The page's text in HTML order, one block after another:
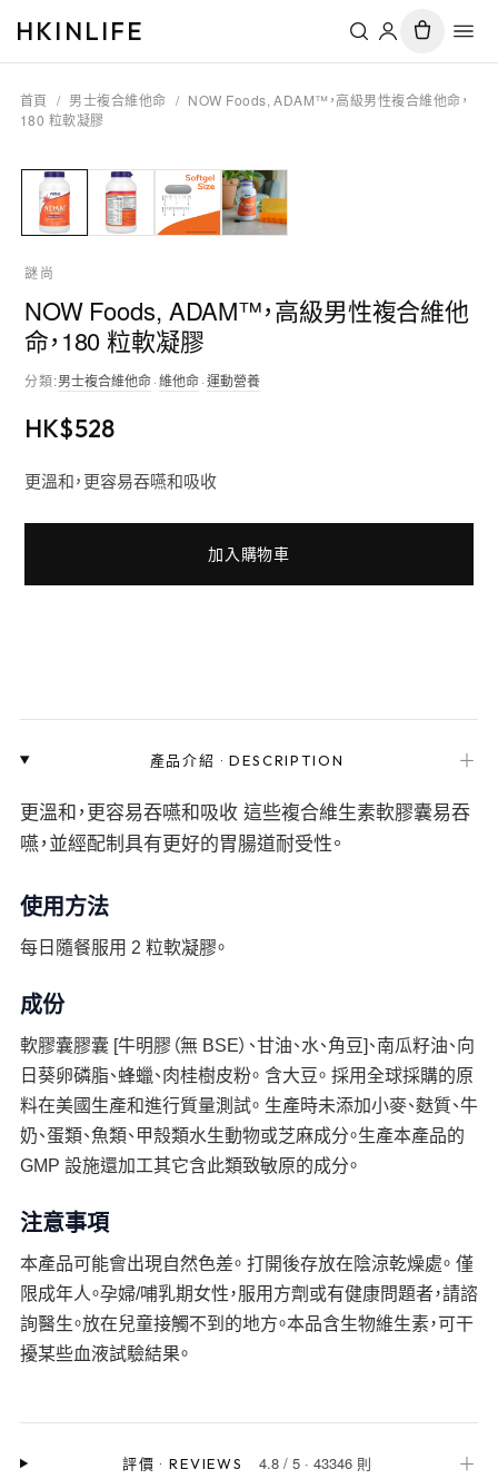
HKINLIFE
首頁 / 男士複合維他命 / NOW Foods, ADAM™，高級男性複合維他命，
180 粒軟凝膠
謎尚
NOW Foods, ADAM™，高級男性複合維他
命，180 粒軟凝膠
分類:男士複合維他命·維他命·運動營養
HK$528
更溫和，更容易吞嚥和吸收
加入購物車
產品介紹 ·DESCRIPTION ＋
更溫和，更容易吞嚥和吸收 這些複合維生素軟膠囊易吞
嚥，並經配制具有更好的胃腸道耐受性。
使用方法
每日隨餐服用 2 粒軟凝膠。
成份
軟膠囊膠囊 [牛明膠（無 BSE）、甘油、水、角豆]、南瓜籽油、向
日葵卵磷脂、蜂蠟、肉桂樹皮粉。 含大豆。 採用全球採購的原
料在美國生產和進行質量測試。 生產時未添加小麥、麩質、牛
奶、蛋類、魚類、甲殼類水生動物或芝麻成分。生產本產品的
GMP 設施還加工其它含此類致敏原的成分。
注意事項
本產品可能會出現自然色差。 打開後存放在陰涼乾燥處。 僅
限成年人。孕婦/哺乳期女性，服用方劑或有健康問題者，請諮
詢醫生。放在兒童接觸不到的地方。本品含生物維生素，可干
擾某些血液試驗結果。
評價 ·REVIEWS 4.8/ 5· 43346 則 ＋